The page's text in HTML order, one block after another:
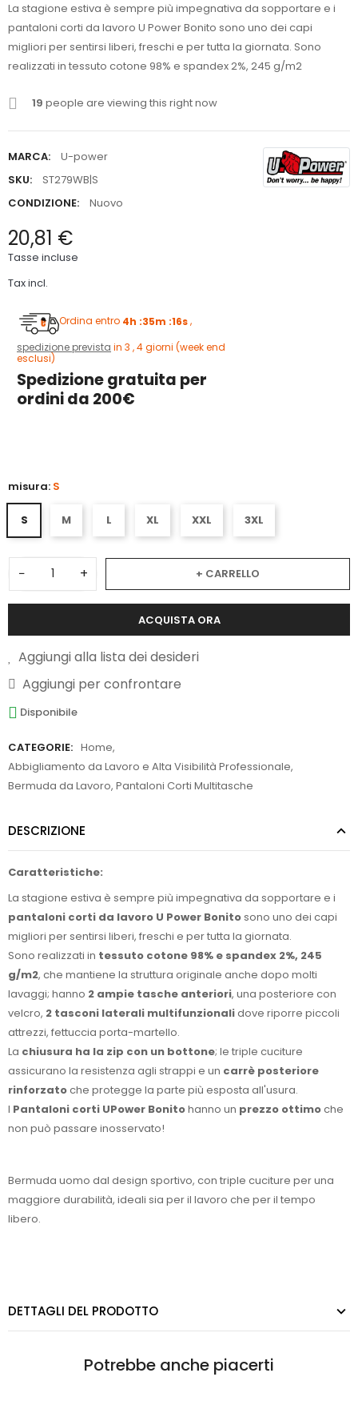
La stagione estiva è sempre più impegnativa da sopportare e i
pantaloni corti da lavoro U Power Bonito sono uno dei capi
migliori per sentirsi liberi, freschi e per tutta la giornata. Sono
realizzati in tessuto cotone 98% e spandex 2%, 245 g/m2
19 people are viewing this right now
MARCA:
U-power
SKU:
ST279WB|S
CONDIZIONE:
Nuovo
20,81 €
Tasse incluse
Tax incl.
Ordina entro 4h :35m :15s,
spedizione prevista in 3 , 4 giorni (week end
esclusi)
Spedizione gratuita per
ordini da 200€
misura: S
S M L XL XXL 3XL
− + + CARRELLO
ACQUISTA ORA
Aggiungi alla lista dei desideri
Aggiungi per confrontare
Disponibile
CATEGORIE: Home,
Abbigliamento da Lavoro e Alta Visibilità Professionale,
Bermuda da Lavoro, Pantaloni Corti Multitasche
DESCRIZIONE
Caratteristiche:
La stagione estiva è sempre più impegnativa da sopportare e i
pantaloni corti da lavoro U Power Bonitosono uno dei capi
migliori per sentirsi liberi, freschi e per tutta la giornata.
Sono realizzati in tessuto cotone 98% e spandex 2%, 245
g/m2, che mantiene la struttura originale anche dopo molti
lavaggi; hanno 2 ampie tasche anteriori, una posteriore con
velcro, 2 tasconi laterali multifunzionalidove riporre piccoli
attrezzi, fettuccia porta-martello.
La chiusura ha la zip con un bottone; le triple cuciture
assicurano la resistenza agli strappi e un carrè posteriore
rinforzatoche protegge la parte più esposta all'usura.
I Pantaloni corti UPower Bonitohanno un prezzo ottimoche
non può passare inosservato!
Bermuda uomo dal design sportivo, con triple cuciture per una
maggiore durabilità, ideali sia per il lavoro che per il tempo
libero.
DETTAGLI DEL PRODOTTO
Potrebbe anche piacerti